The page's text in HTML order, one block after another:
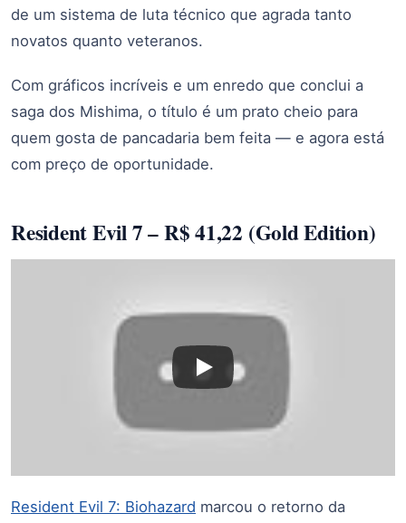
de um sistema de luta técnico que agrada tanto
novatos quanto veteranos.
Com gráficos incríveis e um enredo que conclui a
saga dos Mishima, o título é um prato cheio para
quem gosta de pancadaria bem feita — e agora está
com preço de oportunidade.
Resident Evil 7 – R$ 41,22 (Gold Edition)
Resident Evil 7: Biohazard marcou o retorno da